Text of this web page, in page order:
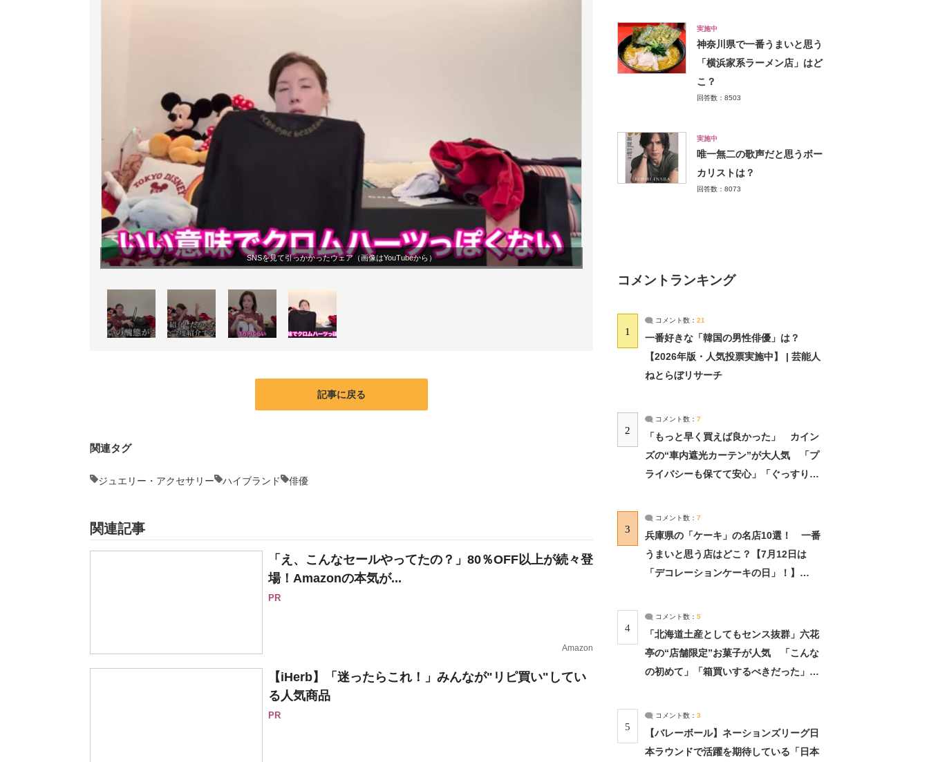
SNSを見て引っかかったウェア（画像はYouTubeから）
記事に戻る
関連タグ
ジュエリー・アクセサリー ハイブランド 俳優
関連記事
「え、こんなセールやってたの？」80％OFF以上が続々登
場！Amazonの本気が...
PR
Amazon
【iHerb】「迷ったらこれ！」みんなが"リピ買い"してい
る人気商品
PR
実施中
神奈川県で一番うまいと思う
「横浜家系ラーメン店」はど
こ？
回答数：8503
実施中
唯一無二の歌声だと思うボー
カリストは？
回答数：8073
コメントランキング
1
コメント数： 21
一番好きな「韓国の男性俳優」は？
【2026年版・人気投票実施中】 | 芸能人
ねとらぼリサーチ
2
コメント数： 7
「もっと早く買えば良かった」 カイン
ズの“車内遮光カーテン”が大人気 「プ
ライバシーも保てて安心」「ぐっすり眠
3
コメント数： 7
兵庫県の「ケーキ」の名店10選！ 一番
うまいと思う店はどこ？【7月12日は
「デコレーションケーキの日」！】
4
コメント数： 5
「北海道土産としてもセンス抜群」六花
亭の“店舗限定”お菓子が人気 「こんな
の初めて」「箱買いするべきだった」
5
コメント数： 3
【バレーボール】ネーションズリーグ日
本ラウンドで活躍を期待している「日本